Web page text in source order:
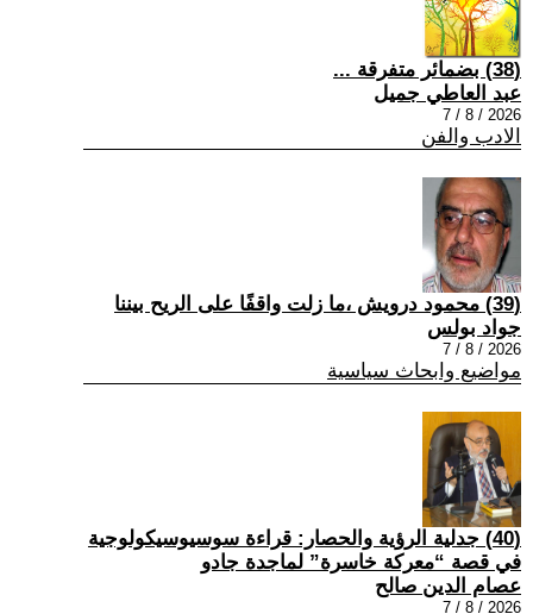
(38) بضمائر متفرقة ...
عبد العاطي جميل
2026 / 8 / 7
الادب والفن
(39) محمود درويش ،ما زلت واقفًا على الريح بيننا
جواد بولس
2026 / 8 / 7
مواضيع وابحاث سياسية
(40) جدلية الرؤية والحصار: قراءة سوسيوسيكولوجية
في قصة “معركة خاسرة” لماجدة جادو
عصام الدين صالح
2026 / 8 / 7